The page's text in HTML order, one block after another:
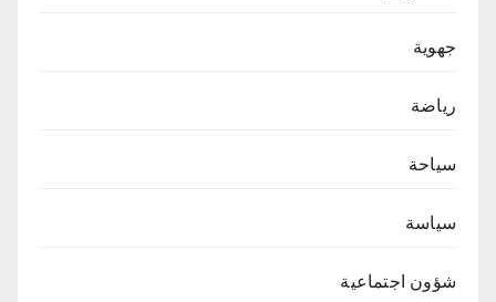
جهوية
رياضة
سياحة
سياسة
شؤون اجتماعية